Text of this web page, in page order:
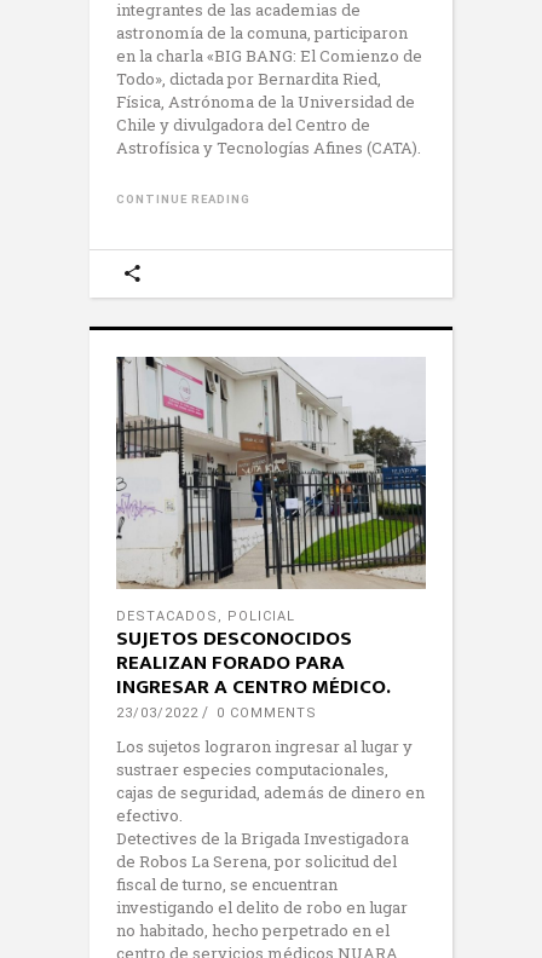
integrantes de las academias de
astronomía de la comuna, participaron
en la charla «BIG BANG: El Comienzo de
Todo», dictada por Bernardita Ried,
Física, Astrónoma de la Universidad de
Chile y divulgadora del Centro de
Astrofísica y Tecnologías Afines (CATA).
CONTINUE READING
DESTACADOS , POLICIAL
SUJETOS DESCONOCIDOS
REALIZAN FORADO PARA
INGRESAR A CENTRO MÉDICO.
23/03/2022 0 COMMENTS
Los sujetos lograron ingresar al lugar y
sustraer especies computacionales,
cajas de seguridad, además de dinero en
efectivo.
Detectives de la Brigada Investigadora
de Robos La Serena, por solicitud del
fiscal de turno, se encuentran
investigando el delito de robo en lugar
no habitado, hecho perpetrado en el
centro de servicios médicos NUARA,